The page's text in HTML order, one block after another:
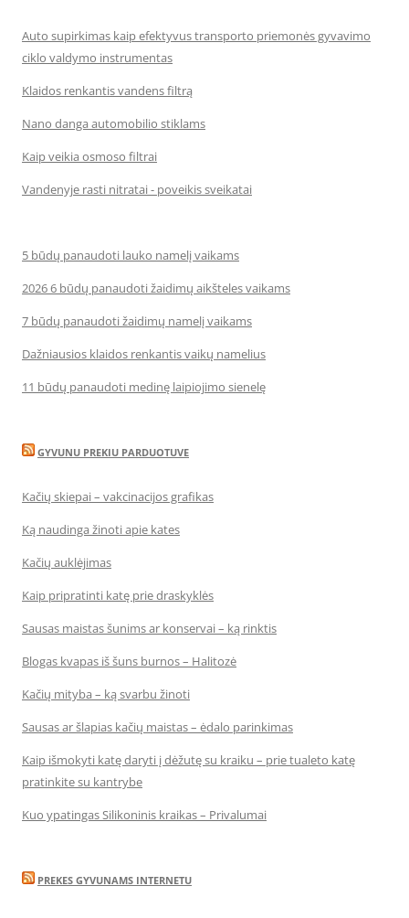
Auto supirkimas kaip efektyvus transporto priemonės gyvavimo
ciklo valdymo instrumentas
Klaidos renkantis vandens filtrą
Nano danga automobilio stiklams
Kaip veikia osmoso filtrai
Vandenyje rasti nitratai - poveikis sveikatai
5 būdų panaudoti lauko namelį vaikams
2026 6 būdų panaudoti žaidimų aikšteles vaikams
7 būdų panaudoti žaidimų namelį vaikams
Dažniausios klaidos renkantis vaikų namelius
11 būdų panaudoti medinę laipiojimo sienelę
GYVUNU PREKIU PARDUOTUVE
Kačių skiepai – vakcinacijos grafikas
Ką naudinga žinoti apie kates
Kačių auklėjimas
Kaip pripratinti katę prie draskyklės
Sausas maistas šunims ar konservai – ką rinktis
Blogas kvapas iš šuns burnos – Halitozė
Kačių mityba – ką svarbu žinoti
Sausas ar šlapias kačių maistas – ėdalo parinkimas
Kaip išmokyti katę daryti į dėžutę su kraiku – prie tualeto katę
pratinkite su kantrybe
Kuo ypatingas Silikoninis kraikas – Privalumai
PREKES GYVUNAMS INTERNETU